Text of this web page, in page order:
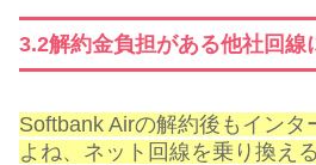
3.2解約金負担がある他社回線
Softbank Airの解約後もインタ
よね、ネット回線を乗り換え